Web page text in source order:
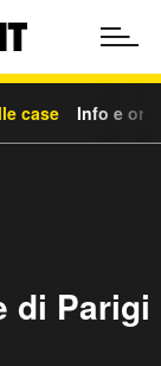
case Info e
di Parigi